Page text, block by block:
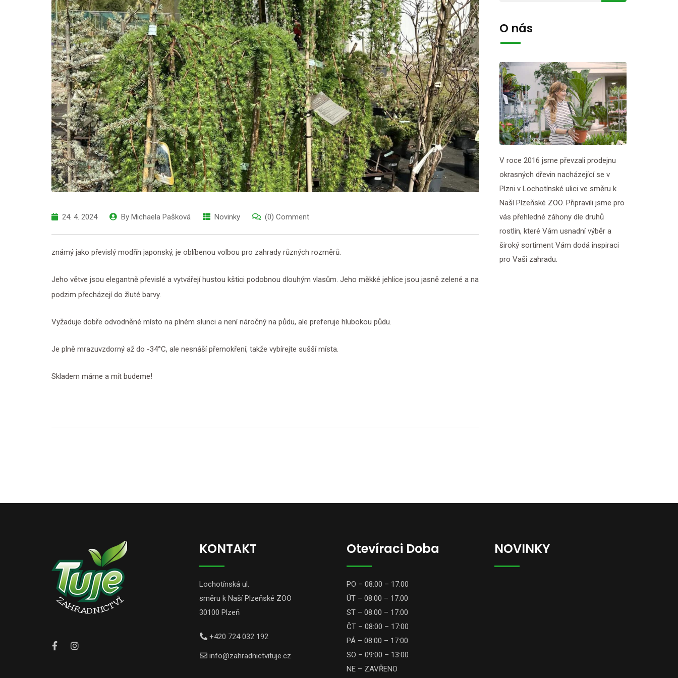
24. 4. 2024 By Michaela Pašková Novinky (0) Comment
známý jako převislý modřín japonský, je oblíbenou volbou pro zahrady různých rozměrů.
Jeho větve jsou elegantně převislé a vytvářejí hustou kštici podobnou dlouhým vlasům. Jeho měkké jehlice jsou jasně zelené a na
podzim přecházejí do žluté barvy.
Vyžaduje dobře odvodněné místo na plném slunci a není náročný na půdu, ale preferuje hlubokou půdu.
Je plně mrazuvzdorný až do -34°C, ale nesnáší přemokření, takže vybírejte sušší místa.
Skladem máme a mít budeme!
O nás
V roce 2016 jsme převzali prodejnu
okrasných dřevin nacházející se v
Plzni v Lochotínské ulici ve směru k
Naší Plzeňské ZOO. Připravili jsme pro
vás přehledné záhony dle druhů
rostlin, které Vám usnadní výběr a
široký sortiment Vám dodá inspiraci
pro Vaši zahradu.
KONTAKT
Lochotínská ul.
směru k Naší Plzeňské ZOO
30100 Plzeň
+420 724 032 192
info@zahradnictvituje.cz
Otevíraci Doba
PO – 08:00 – 17:00
ÚT – 08:00 – 17:00
ST – 08:00 – 17:00
ČT – 08:00 – 17:00
PÁ – 08:00 – 17:00
SO – 09:00 – 13:00
NE – ZAVŘENO
NOVINKY